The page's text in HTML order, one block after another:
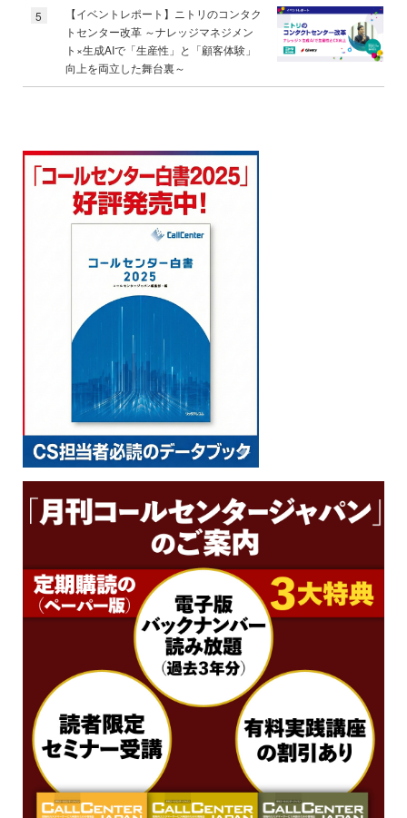
5
【イベントレポート】ニトリのコンタク
トセンター改革 ～ナレッジマネジメン
ト×生成AIで「生産性」と「顧客体験」
向上を両立した舞台裏～